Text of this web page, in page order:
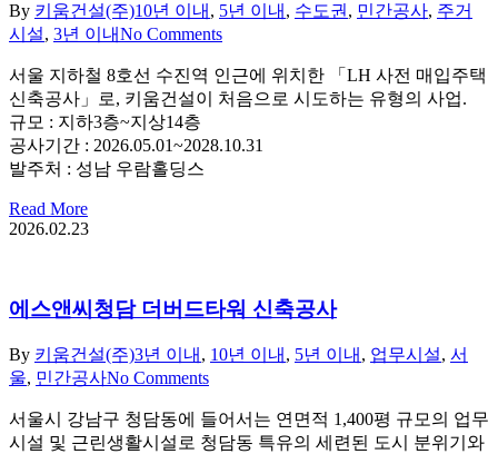
By 키움건설(주)10년 이내 , 5년 이내 , 수도권 , 민간공사, 주거
시설, 3년 이내No Comments
서울 지하철 8호선 수진역 인근에 위치한 「LH 사전 매입주택
신축공사」로, 키움건설이 처음으로 시도하는 유형의 사업.
규모 : 지하3층~지상14층
공사기간 : 2026.05.01~2028.10.31
발주처 : 성남 우람홀딩스
Read More
2026.02.23
에스앤씨청담 더버드타워 신축공사
By 키움건설(주)3년 이내 , 10년 이내 , 5년 이내 , 업무시설, 서
울, 민간공사No Comments
서울시 강남구 청담동에 들어서는 연면적 1,400평 규모의 업무
시설 및 근린생활시설로 청담동 특유의 세련된 도시 분위기와